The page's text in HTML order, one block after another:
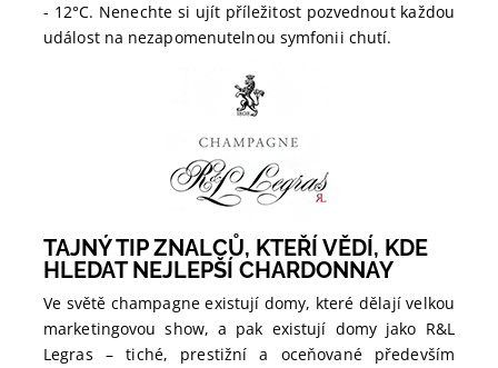
- 12°C. Nenechte si ujít příležitost pozvednout každou
událost na nezapomenutelnou symfonii chutí.
TAJNÝ TIP ZNALCŮ, KTEŘÍ VĚDÍ, KDE
HLEDAT NEJLEPŠÍ CHARDONNAY
Ve světě champagne existují domy, které dělají velkou
marketingovou show, a pak existují domy jako R&L
Legras – tiché, prestižní a oceňované především